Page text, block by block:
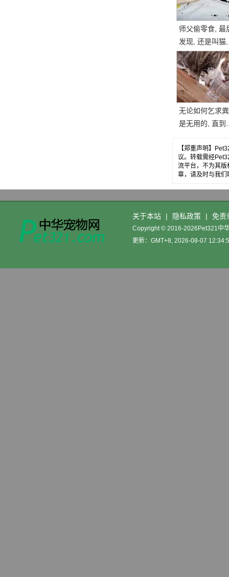
师父偷零食, 最
发现, 还是叫猫
一块, 结果.....。
无论如何乞求
是无用的, 直到
【郑重声明】
议。转载需经
流平台，不为其
章，请及时与我
关于本站 | 隐私政策 | 免责
Copyright © 2016-2026Pet321中
更新：GMT+8, 2026-08-07